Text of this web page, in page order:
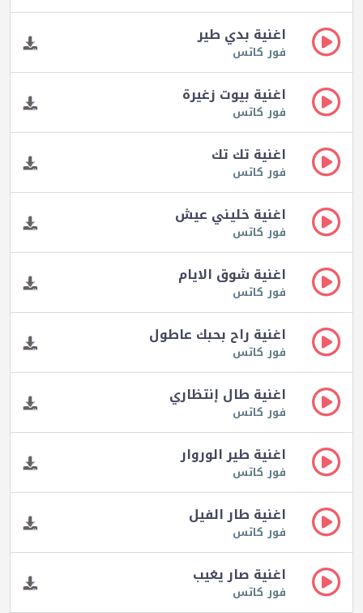
اغنية بدي طير
فور كاتس
اغنية بيوت زغيرة
فور كاتس
اغنية تك تك
فور كاتس
اغنية خليني عيش
فور كاتس
اغنية شوق الايام
فور كاتس
اغنية راح بحبك عاطول
فور كاتس
اغنية طال إنتظاري
فور كاتس
اغنية طير الوروار
فور كاتس
اغنية طار الفيل
فور كاتس
اغنية صار يغيب
فور كاتس